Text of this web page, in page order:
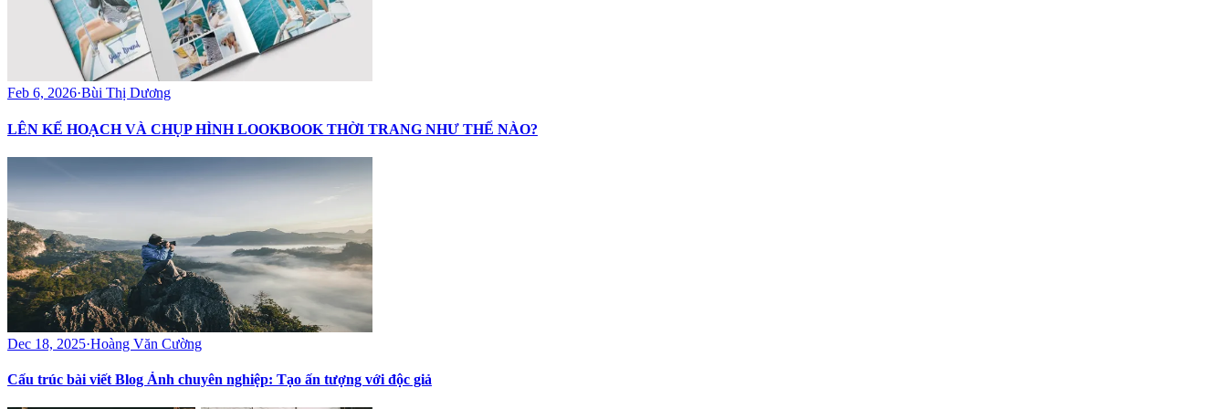
Feb 6, 2026·Bùi Thị Dương
LÊN KẾ HOẠCH VÀ CHỤP HÌNH LOOKBOOK THỜI TRANG NHƯ THẾ NÀO?
Dec 18, 2025·Hoàng Văn Cường
Cấu trúc bài viết Blog Ảnh chuyên nghiệp: Tạo ấn tượng với độc giả